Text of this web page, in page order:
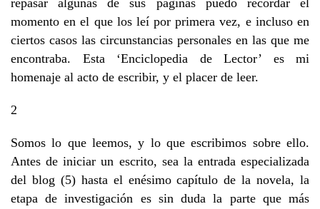
repasar algunas de sus páginas puedo recordar el
momento en el que los leí por primera vez, e incluso en
ciertos casos las circunstancias personales en las que me
encontraba. Esta ‘Enciclopedia de Lector’ es mi
homenaje al acto de escribir, y el placer de leer.
2
Somos lo que leemos, y lo que escribimos sobre ello.
Antes de iniciar un escrito, sea la entrada especializada
del blog (5) hasta el enésimo capítulo de la novela, la
etapa de investigación es sin duda la parte que más